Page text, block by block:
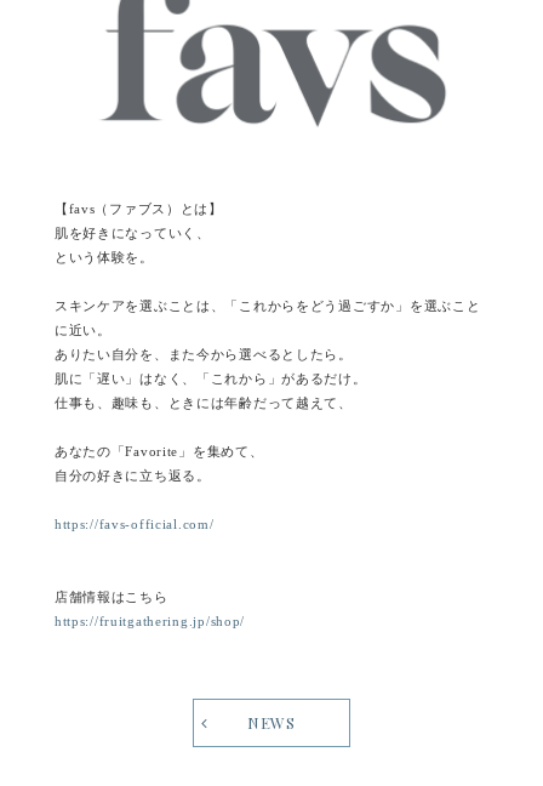
【favs（ファブス）とは】
肌を好きになっていく、
という体験を。
スキンケアを選ぶことは、「これからをどう過ごすか」を選ぶこと
に近い。
ありたい自分を、また今から選べるとしたら。
肌に「遅い」はなく、「これから」があるだけ。
仕事も、趣味も、ときには年齢だって越えて、
あなたの「Favorite」を集めて、
自分の好きに立ち返る。
https://favs-official.com/
店舗情報はこちら
https://fruitgathering.jp/shop/
NEWS